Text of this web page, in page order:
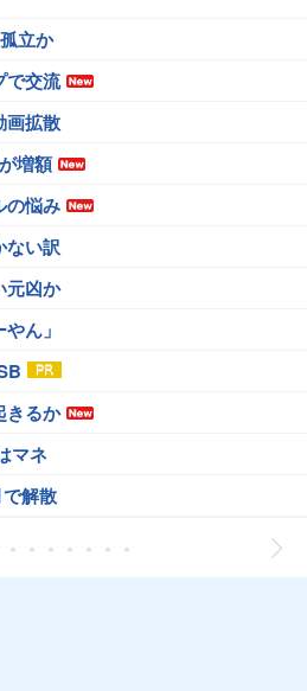
立か
で交流
画拡散
増額
の悩み
ない訳
元凶か
ん」
きるか
マネ
解散